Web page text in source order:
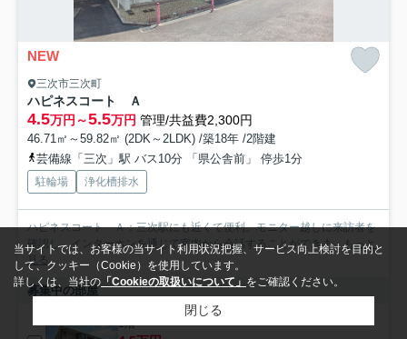
NEW
三次市三次町
ハピネスコート Ａ
4.5万円～5.5万円 管理/共益費2,300円
46.71㎡～59.82㎡ (2DK～2LDK) /築18年 /2階建
芸備線「三次」駅 バス10分 「県公舎前」 停歩1分
駐輪場 浄化槽排水
ハピネスコート Ａ：三次駅にも近くて便利。モニター越しに来訪者を
確認し、インターホンを通じて室内から会話することができま...もっと
見る
募集中の部屋
1階
当サイトでは、お客様の当サイト利用状況把握、サービス向上検討を目的と
して、クッキー（Cookie）を使用しています。
詳しくは、当社の 「Cookieの取扱いについて」 をご確認ください。
閉じる